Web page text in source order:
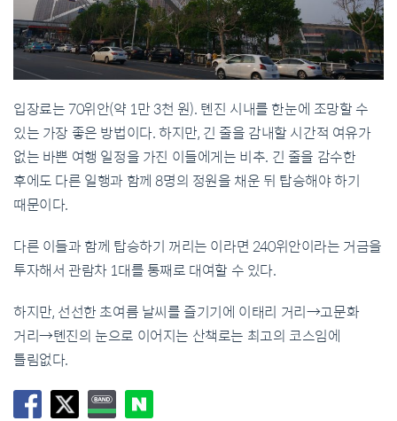
입장료는 70위안(약 1만 3천 원). 톈진 시내를 한눈에 조망할 수
있는 가장 좋은 방법이다. 하지만, 긴 줄을 감내할 시간적 여유가
없는 바쁜 여행 일정을 가진 이들에게는 비추. 긴 줄을 감수한
후에도 다른 일행과 함께 8명의 정원을 채운 뒤 탑승해야 하기
때문이다.
다른 이들과 함께 탑승하기 꺼리는 이라면 240위안이라는 거금을
투자해서 관람차 1대를 통째로 대여할 수 있다.
하지만, 선선한 초여름 날씨를 즐기기에 이태리 거리→고문화
거리→톈진의 눈으로 이어지는 산책로는 최고의 코스임에
틀림없다.